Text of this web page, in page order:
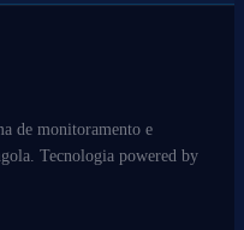
de monitoramento e
Tecnologia powered by